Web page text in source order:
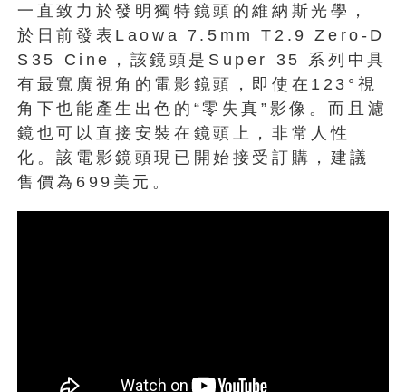
一直致力於發明獨特鏡頭的維納斯光學，
於日前發表Laowa 7.5mm T2.9 Zero-D
S35 Cine，該鏡頭是Super 35 系列中具
有最寬廣視角的電影鏡頭，即使在123°視
角下也能產生出色的“零失真”影像。而且濾
鏡也可以直接安裝在鏡頭上，非常人性
化。該電影鏡頭現已開始接受訂購，建議
售價為699美元。